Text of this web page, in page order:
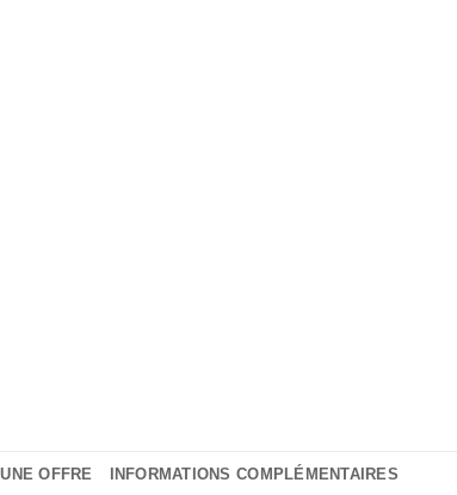
OFFRE INFORMATIONS COMPLÉMENTAIRES